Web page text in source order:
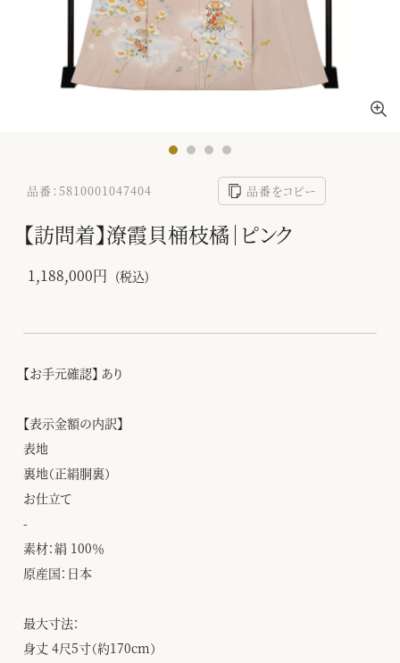
品番：5810001047404 品番をコピー
【訪問着】潦霞貝桶枝橘｜ピンク
1,188,000円 (税込)
【お手元確認】 あり
【表示金額の内訳】
表地
裏地（正絹胴裏）
お仕立て
-
素材：絹 100％
原産国：日本
最大寸法：
身丈 4尺5寸（約170cm）